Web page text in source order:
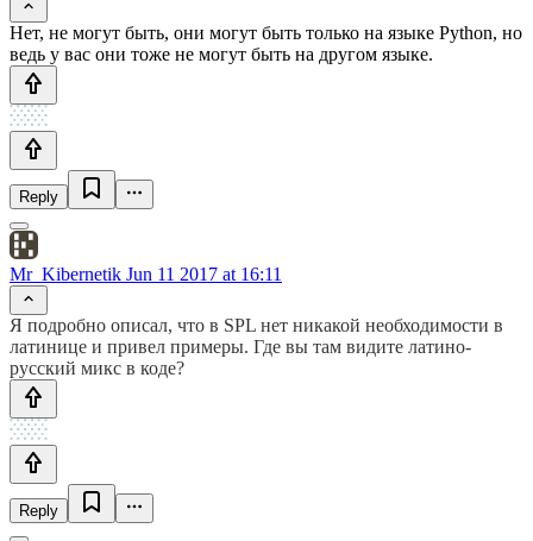
Нет, не могут быть, они могут быть только на языке Python, но
ведь у вас они тоже не могут быть на другом языке.
Reply
Mr_Kibernetik Jun 11 2017 at 16:11
Я подробно описал, что в SPL нет никакой необходимости в
латинице и привел примеры. Где вы там видите латино-
русский микс в коде?
Reply